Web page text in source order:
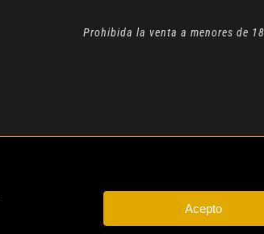
Acepto
Prohibida la venta a menores de
AVISO LEGAL| TODOS LOS